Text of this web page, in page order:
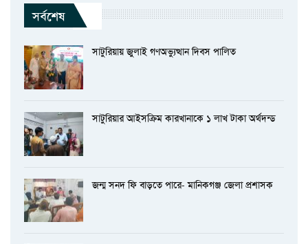
সর্বশেষ
সাটুরিয়ায় জুলাই গণঅভ্যুত্থান দিবস পালিত
সাটুরিয়ার আইসক্রিম কারখানাকে ১ লাখ টাকা অর্থদন্ড
জন্ম সনদ ফি বাড়তে পারে- মানিকগঞ্জ জেলা প্রশাসক